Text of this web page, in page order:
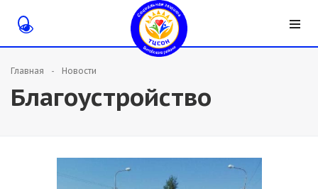
Главная Новости
Благоустройство